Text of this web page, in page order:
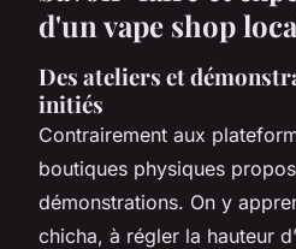
d'un vape shop
Des ateliers et
initiés
Contrairement aux
boutiques physiques
démonstrations. On y
chicha, à régler la hauteur